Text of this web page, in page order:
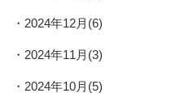
2024年12月(6)
2024年11月(3)
2024年10月(5)